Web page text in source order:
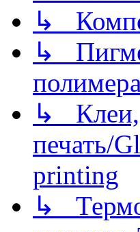
↳
↳
↳ Клеи,
печать/
printing
↳